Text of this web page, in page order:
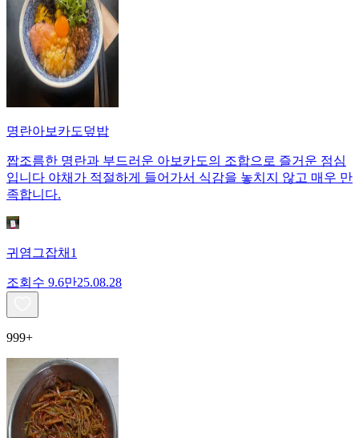
명란아보카도덮밥
짭조름한 명란과 부드러운 아보카도의 조합으로 즐거운 점심
입니다 야채가 적절하게 들어가서 식감을 놓치지 않고 매우 만
족합니다.
귀염그잡채1
조회수 9.6만25.08.28
999+